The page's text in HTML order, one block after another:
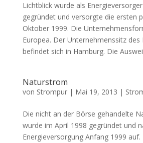
Lichtblick wurde als
gegründet und versorgte die ersten
Oktober 1999. Die
Europea. Der Unternehmenssitz des
befindet sich in Hamburg. Die
Naturstrom
von Strompur| Mai 19, 2013 |
Die nicht an der Börse gehandelte
wurde im April 1998 gegründet und
Energieversorgung Anfang 1999 auf.